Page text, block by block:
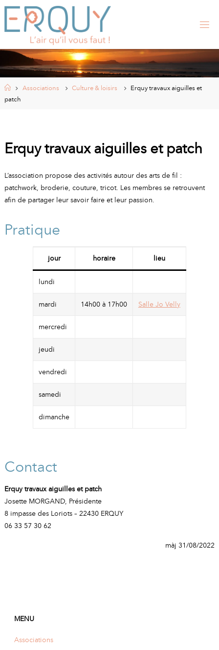
Skip
content
RQ
UY
, SI
CI
EL
DE
LA
M
HomeAssociations Culture & loisirs
Erquy travaux aiguilles et
patch
Erquy travaux aiguilles et patch
L’association propose des activités autour des arts de fil :
patchwork, broderie, couture, tricot. Les membres se retrouvent
afin de partager leur savoir faire et leur passion.
Pratique
jour horaire lieu
lundi
mardi 14h00 à 17h00 Salle Jo Velly
mercredi
jeudi
vendredi
samedi
dimanche
Contact
Erquy travaux aiguilles et patch
Josette MORGAND, Présidente
8 impasse des Loriots – 22430 ERQUY
06 33 57 30 62
màj 31/08/2022
MENU
Associations